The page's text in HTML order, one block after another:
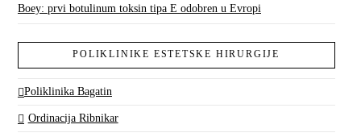
Boey: prvi botulinum toksin tipa E odobren u Evropi
POLIKLINIKE ESTETSKE HIRURGIJE
Poliklinika Bagatin
Ordinacija Ribnikar